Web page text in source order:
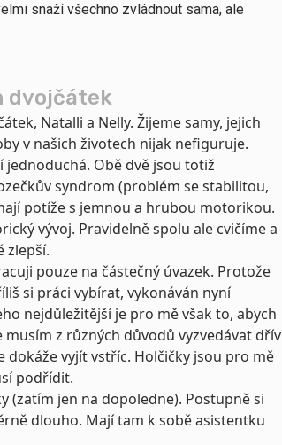
snaží všechno zvládnout sama, ale
dvojčátek
Natalli a Nelly. Žijeme samy, jejich
v našich životech nijak nefiguruje.
Obě dvě jsou totiž
syndrom (problém se stabilitou,
potíže s jemnou a hrubou motorikou.
vývoj. Pravidelně spolu ale cvičíme a
zlepší.
pouze na částečný úvazek. Protože
si práci vybírat, vykonáván nyní
nejdůležitější je pro mě však to, abych
z různých důvodů vyzvedávat dřív
dokáže vyjít vstříc. Holčičky jsou pro mě
podřídit.
(zatím jen na dopoledne). Postupně si
dlouho. Mají tam k sobě asistentku